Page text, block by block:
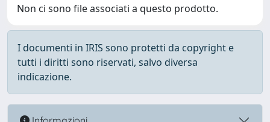
Non ci sono file associati a questo prodotto.
I documenti in IRIS sono protetti da copyright e
tutti i diritti sono riservati, salvo diversa
indicazione.